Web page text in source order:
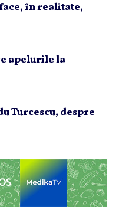
în realitate,
apelurile la
Turcescu, despre